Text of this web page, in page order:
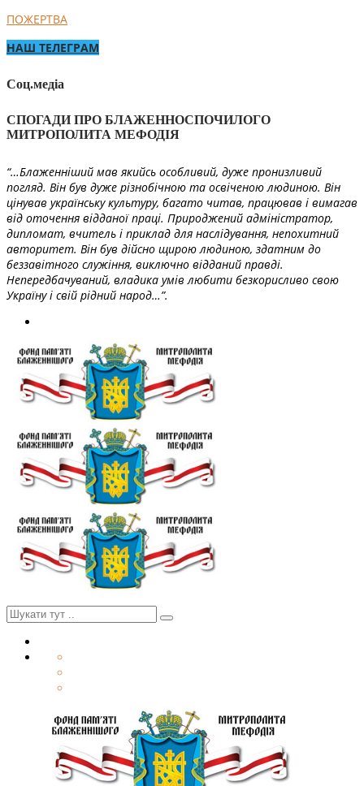
ПОЖЕРТВА
НАШ ТЕЛЕГРАМ
Соц.медіа
СПОГАДИ ПРО БЛАЖЕННОСПОЧИЛОГО
МИТРОПОЛИТА МЕФОДІЯ
“…Блаженніший мав якийсь особливий, дуже пронизливий
погляд. Він був дуже різнобічною та освіченою людиною. Він
цінував українську культуру, багато читав, працював і вимагав
від оточення відданої праці. Природжений адміністратор,
дипломат, вчитель і приклад для наслідування, непохитний
авторитет. Він був дійсно щирою людиною, здатним до
беззавітного служіння, виключно відданий правді.
Непередбачуваний, владика умів любити безкорисливо свою
Україну і свій рідний народ…”.